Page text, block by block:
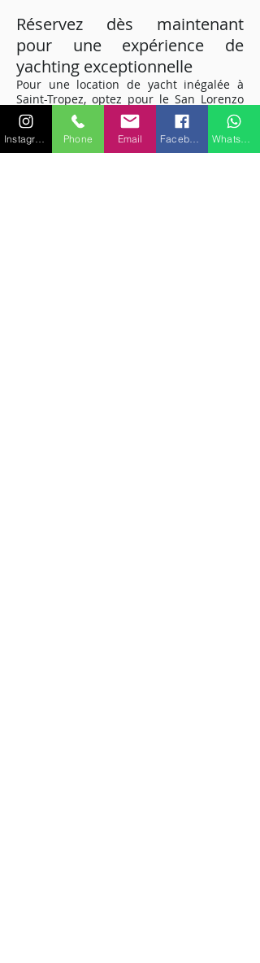
Réservez dès maintenant
pour une expérience de
yachting exceptionnelle
Pour une location de yacht inégalée à
Saint-Tropez, optez pour le San Lorenzo
100. Offrant le mélange parfait de
performances, de luxe et de
divertissement, ce yacht vous promet une
escapade maritime de rêve sur la Côte
Phone Email